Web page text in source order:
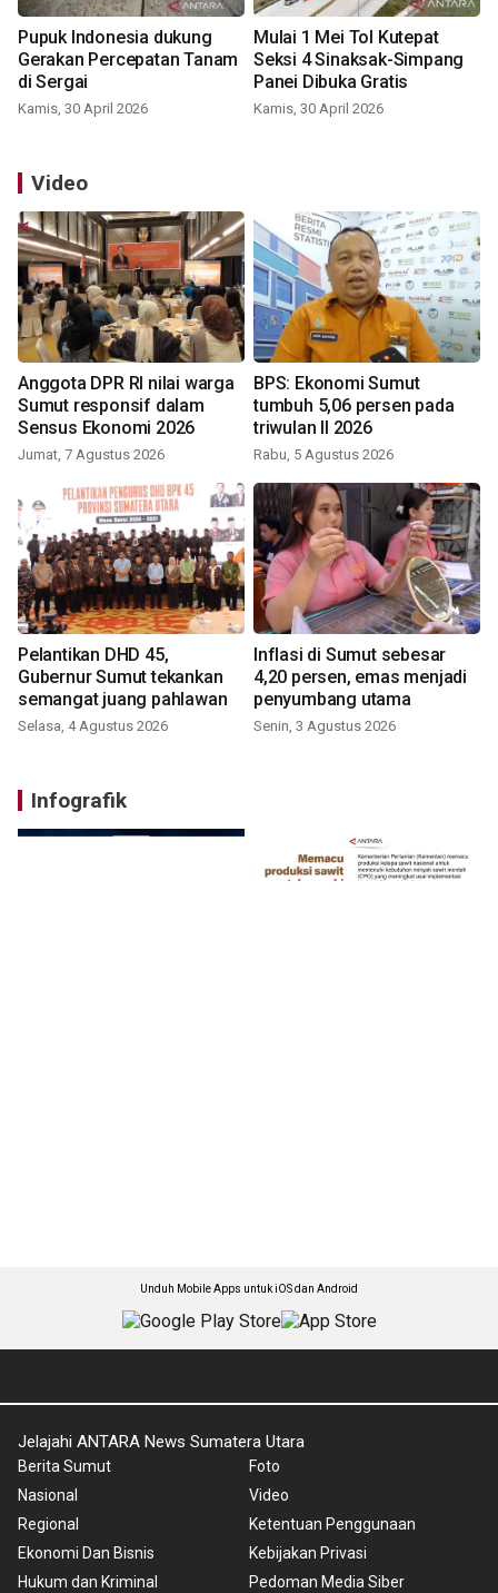
Pupuk Indonesia dukung
Gerakan Percepatan Tanam
di Sergai
Kamis, 30 April 2026
Mulai 1 Mei Tol Kutepat
Seksi 4 Sinaksak-Simpang
Panei Dibuka Gratis
Kamis, 30 April 2026
Video
Anggota DPR RI nilai warga
Sumut responsif dalam
Sensus Ekonomi 2026
Jumat, 7 Agustus 2026
BPS: Ekonomi Sumut
tumbuh 5,06 persen pada
triwulan II 2026
Rabu, 5 Agustus 2026
Pelantikan DHD 45,
Gubernur Sumut tekankan
semangat juang pahlawan
Selasa, 4 Agustus 2026
Inflasi di Sumut sebesar
4,20 persen, emas menjadi
penyumbang utama
Senin, 3 Agustus 2026
Infografik
Unduh Mobile Apps untuk iOS dan Android
Jelajahi ANTARA News Sumatera Utara
Berita Sumut
Nasional
Regional
Ekonomi Dan Bisnis
Hukum dan Kriminal
Foto
Video
Ketentuan Penggunaan
Kebijakan Privasi
Pedoman Media Siber